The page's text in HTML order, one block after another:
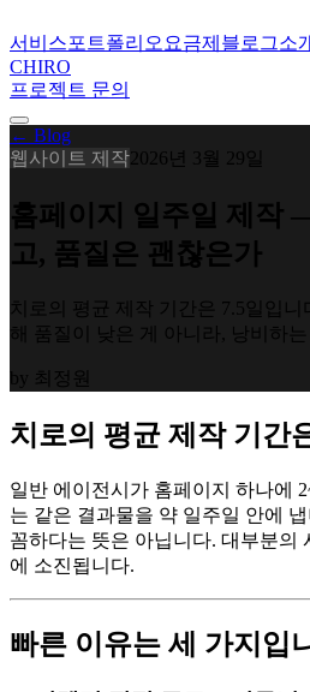
서비스포트폴리오 요금제 블로그소
CHIRO
프로젝트 문의
← Blog
웹사이트 제작 2026년 3월 29일
홈페이지 일주일 제작
고, 품질은 괜찮은가
치로의 평균 제작 기간은 7.5일입
해 품질이 낮은 게 아니라, 낭비하는
by 최정원
치로의 평균 제작 기간
일반 에이전시가 홈페이지 하나에
는 같은 결과물을 약 일주일 안에
꼼하다는 뜻은 아닙니다. 대부분의
에 소진됩니다.
빠른 이유는 세 가지입